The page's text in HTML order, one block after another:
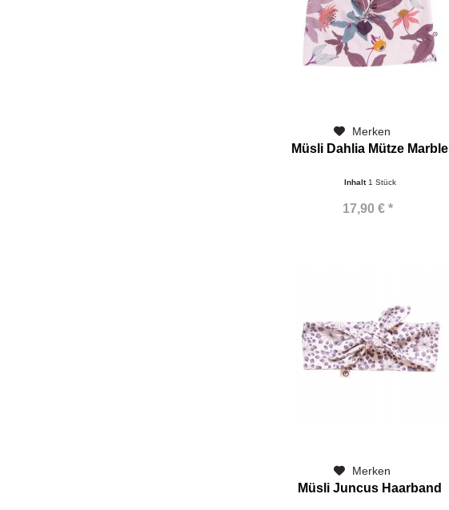
Merken
Müsli Dahlia Mütze Marble
Inhalt 1 Stück
17,90 € *
Merken
Müsli Juncus Haarband